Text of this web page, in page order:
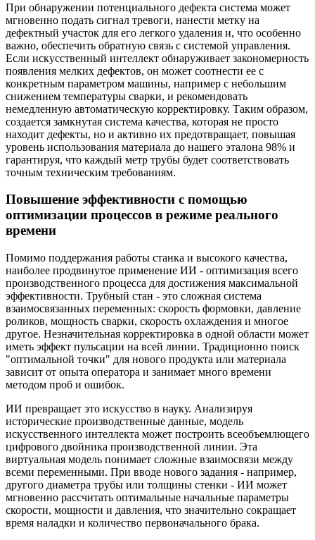
При обнаружении потенциального дефекта система может
мгновенно подать сигнал тревоги, нанести метку на
дефектный участок для его легкого удаления и, что особенно
важно, обеспечить обратную связь с системой управления.
Если искусственный интеллект обнаруживает закономерность
появления мелких дефектов, он может соотнести ее с
конкретным параметром машины, например с небольшим
снижением температуры сварки, и рекомендовать
немедленную автоматическую корректировку. Таким образом,
создается замкнутая система качества, которая не просто
находит дефекты, но и активно их предотвращает, повышая
уровень использования материала до нашего эталона 98% и
гарантируя, что каждый метр трубы будет соответствовать
точным техническим требованиям.
Повышение эффективности с помощью
оптимизации процессов в режиме реального
времени
Помимо поддержания работы станка и высокого качества,
наиболее продвинутое применение ИИ - оптимизация всего
производственного процесса для достижения максимальной
эффективности. Трубный стан - это сложная система
взаимосвязанных переменных: скорость формовки, давление
роликов, мощность сварки, скорость охлаждения и многое
другое. Незначительная корректировка в одной области может
иметь эффект пульсации на всей линии. Традиционно поиск
"оптимальной точки" для нового продукта или материала
зависит от опыта оператора и занимает много времени
методом проб и ошибок.
ИИ превращает это искусство в науку. Анализируя
исторические производственные данные, модель
искусственного интеллекта может построить всеобъемлющего
цифрового двойника производственной линии. Эта
виртуальная модель понимает сложные взаимосвязи между
всеми переменными. При вводе нового задания - например,
другого диаметра трубы или толщины стенки - ИИ может
мгновенно рассчитать оптимальные начальные параметры
скорости, мощности и давления, что значительно сокращает
время наладки и количество первоначального брака.